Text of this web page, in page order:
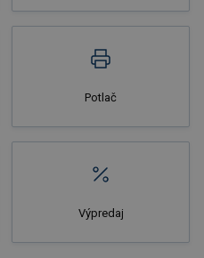
Potlač
Výpredaj